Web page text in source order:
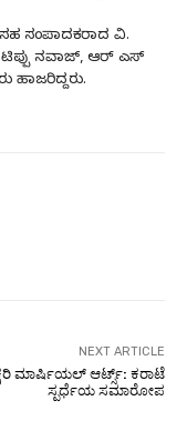
ಸಂಪಾದಕರಾದ ವಿ.
ಟಿಪ್ಪು ನವಾಜ್, ಆರ್ ಎಸ್
ಹಾಜರಿದ್ದರು.
NEXT ARTICLE
ಮಾರ್ಷಿಯಲ್ ಆರ್ಟ್ಸ್: ಕರಾಟೆ
ಸ್ಪರ್ಧೆಯ ಸಮಾರೋಪ